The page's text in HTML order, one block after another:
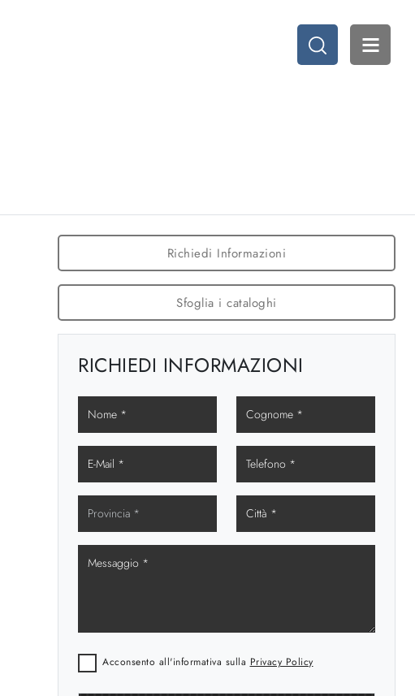
Richiedi Informazioni
Sfoglia i cataloghi
RICHIEDI INFORMAZIONI
Acconsento all'informativa sulla Privacy Policy